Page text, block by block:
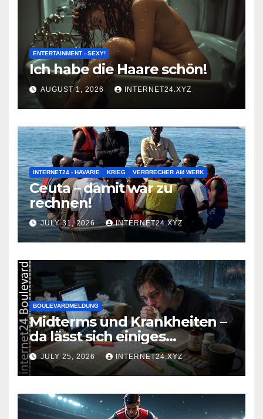
ENTERTAINMENT - SEXY!
Ich habe die Haare schön!
AUGUST 1, 2026 INTERNET24.XYZ
INTERNET24 - HAVARIE KRIEG VERBRECHER AM WERK
Ceuta – damit war zu
rechnen!
JULY 31, 2026 INTERNET24.XYZ
BOULEVARDMELDUNG
Midterms und Krankheiten –
da lässt sich einiges
zusammenbrauen!
JULY 25, 2026 INTERNET24.XYZ